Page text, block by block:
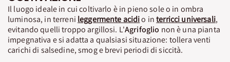
Il luogo ideale in cui coltivarlo è in pieno sole o in ombra
luminosa, in terreni leggermente acidio interricci universali,
evitando quelli troppo argillosi. L'Agrifoglio non è una pianta
impegnativa e si adatta a qualsiasi situazione: tollera venti
carichi di salsedine, smog e brevi periodi di siccità.